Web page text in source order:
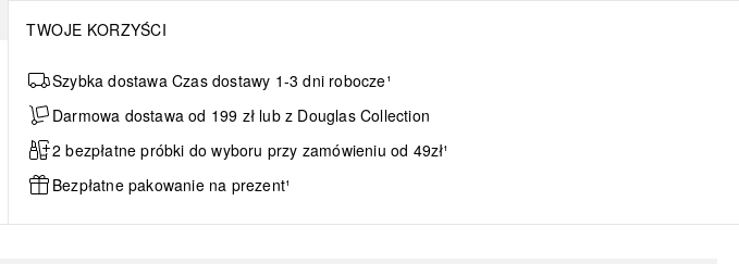
TWOJE KORZYŚCI
Szybka dostawa Czas dostawy 1-3 dni robocze¹
Darmowa dostawa od 199 zł lub z Douglas Collection
2 bezpłatne próbki do wyboru przy zamówieniu od 49zł¹
Bezpłatne pakowanie na prezent¹